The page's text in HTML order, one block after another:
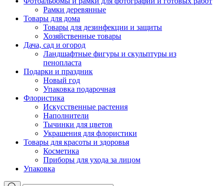
Рамки деревянные
Товары для дома
Товары для дезинфекции и защиты
Хозяйственные товары
Дача, сад и огород
Ландшафтные фигуры и скульптуры из
пенопласта
Подарки и праздник
Новый год
Упаковка подарочная
Флористика
Искусственные растения
Наполнители
Тычинки для цветов
Украшения для флористики
Товары для красоты и здоровья
Косметика
Приборы для ухода за лицом
Упаковка